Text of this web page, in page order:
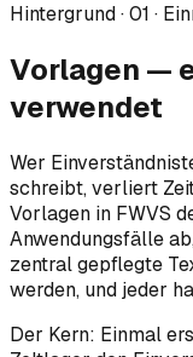
Hintergrund ·01 ·
Vorlagen —
verwendet
Wer
schreibt, verliert
Vorlagen in FWVS
Anwendungsfälle
zentral gepflegte
werden, und jeder
Der Kern: Einmal